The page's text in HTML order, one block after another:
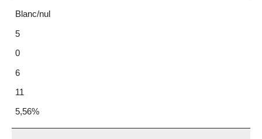
Blanc/nul
5
0
6
11
5,56%